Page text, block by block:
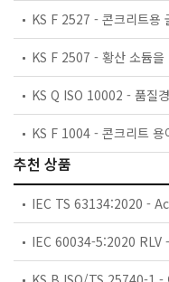
KS F 2527 - 콘크리트용
KS F 2507 - 황산 소듐을
KS F 1004 - 콘크리트 용
추천 상품